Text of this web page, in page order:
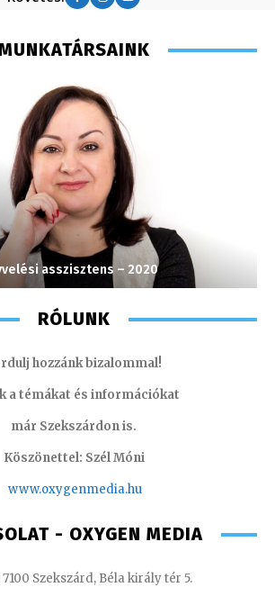
asszisztens – 2020
RÓLUNK
hozzánk bizalommal!
a témákat és információkat
már Szekszárdon is.
Köszönettel: Szél Móni
www.oxygenmedia.hu
- OXYGEN MEDIA
7100 Szekszárd, Béla király tér 5.